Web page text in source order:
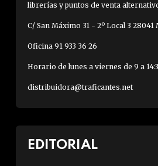
librerías y puntos de venta
C/ San Máximo 31 - 2º Local 3
Oficina 91 933 36 26
Horario de lunes a viernes de 9 a
distribuidora@traficantes.net
EDITORIAL